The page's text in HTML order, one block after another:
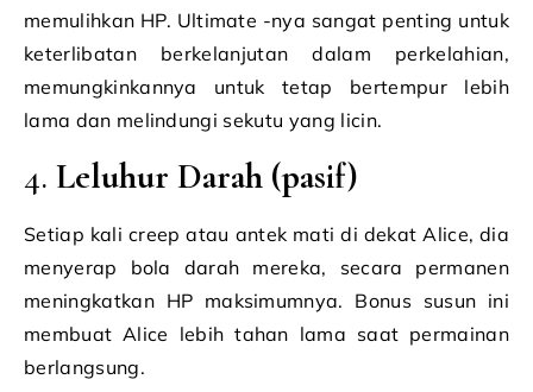
memulihkan HP. Ultimate -nya sangat penting untuk
keterlibatan berkelanjutan dalam perkelahian,
memungkinkannya untuk tetap bertempur lebih
lama dan melindungi sekutu yang licin.
4. Leluhur Darah (pasif)
Setiap kali creep atau antek mati di dekat Alice, dia
menyerap bola darah mereka, secara permanen
meningkatkan HP maksimumnya. Bonus susun ini
membuat Alice lebih tahan lama saat permainan
berlangsung.